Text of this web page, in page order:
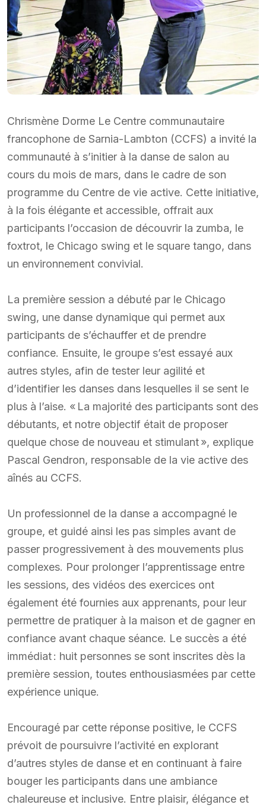
Chrismène Dorme Le Centre communautaire
francophone de Sarnia-Lambton (CCFS) a invité la
communauté à s’initier à la danse de salon au
cours du mois de mars, dans le cadre de son
programme du Centre de vie active. Cette initiative,
à la fois élégante et accessible, offrait aux
participants l’occasion de découvrir la zumba, le
foxtrot, le Chicago swing et le square tango, dans
un environnement convivial.
La première session a débuté par le Chicago
swing, une danse dynamique qui permet aux
participants de s’échauffer et de prendre
confiance. Ensuite, le groupe s’est essayé aux
autres styles, afin de tester leur agilité et
d’identifier les danses dans lesquelles il se sent le
plus à l’aise. « La majorité des participants sont des
débutants, et notre objectif était de proposer
quelque chose de nouveau et stimulant », explique
Pascal Gendron, responsable de la vie active des
aînés au CCFS.
Un professionnel de la danse a accompagné le
groupe, et guidé ainsi les pas simples avant de
passer progressivement à des mouvements plus
complexes. Pour prolonger l’apprentissage entre
les sessions, des vidéos des exercices ont
également été fournies aux apprenants, pour leur
permettre de pratiquer à la maison et de gagner en
confiance avant chaque séance. Le succès a été
immédiat : huit personnes se sont inscrites dès la
première session, toutes enthousiasmées par cette
expérience unique.
Encouragé par cette réponse positive, le CCFS
prévoit de poursuivre l’activité en explorant
d’autres styles de danse et en continuant à faire
bouger les participants dans une ambiance
chaleureuse et inclusive. Entre plaisir, élégance et